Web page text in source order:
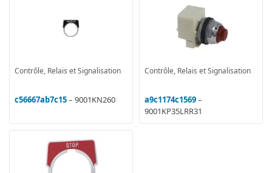
Contrôle, Relais et Signalisation
c56667ab7c15– 9001KN260
Contrôle, Relais et Signalisation
a9c1174c1569–
9001KP35LRR31